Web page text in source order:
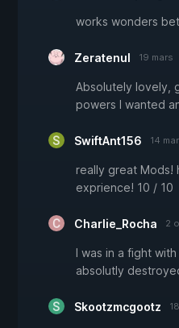
works wonders
Zeratenul 19 mars
Absolutely lovely,
powers I wanted
SwiftAnt156 14
really great Mods!
exprience! 10 / 10
Charlie_Rocha 2
I was in a fight
absolutly
Skootzmcgootz